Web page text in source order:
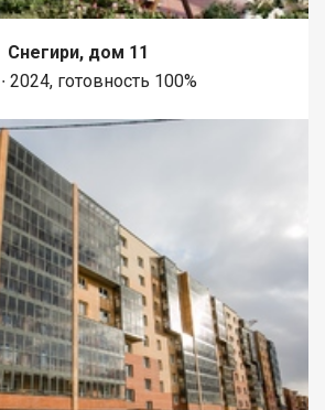
Снегири, дом 11
2024, готовность 100%